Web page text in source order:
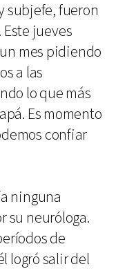
subjefe, fueron
jueves
mes pidiendo
a las
lo que más
Es momento
confiar
ninguna
su neuróloga.
de
logró salir del